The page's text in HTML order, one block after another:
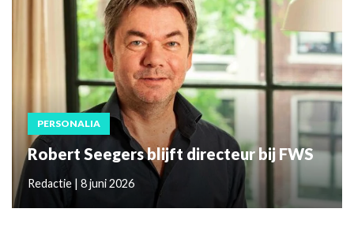
PERSONALIA
Robert Seegers blijft directeur bij FWS
Redactie | 8 juni 2026